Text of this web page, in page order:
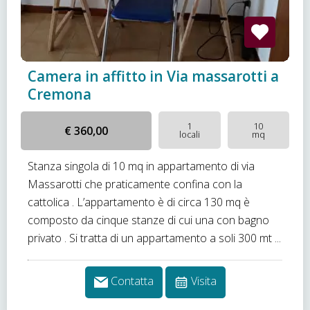
Camera in affitto in Via massarotti a
Cremona
€ 360,00 1
locali
10
mq
Stanza singola di 10 mq in appartamento di via
Massarotti che praticamente confina con la
cattolica . L’appartamento è di circa 130 mq è
composto da cinque stanze di cui una con bagno
privato . Si tratta di un appartamento a soli 300 mt ...
Contatta Visita